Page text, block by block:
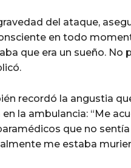
del ataque,
en todo
que era un sueño. No
recordó la angustia
la ambulancia: “Me
que no
me estaba